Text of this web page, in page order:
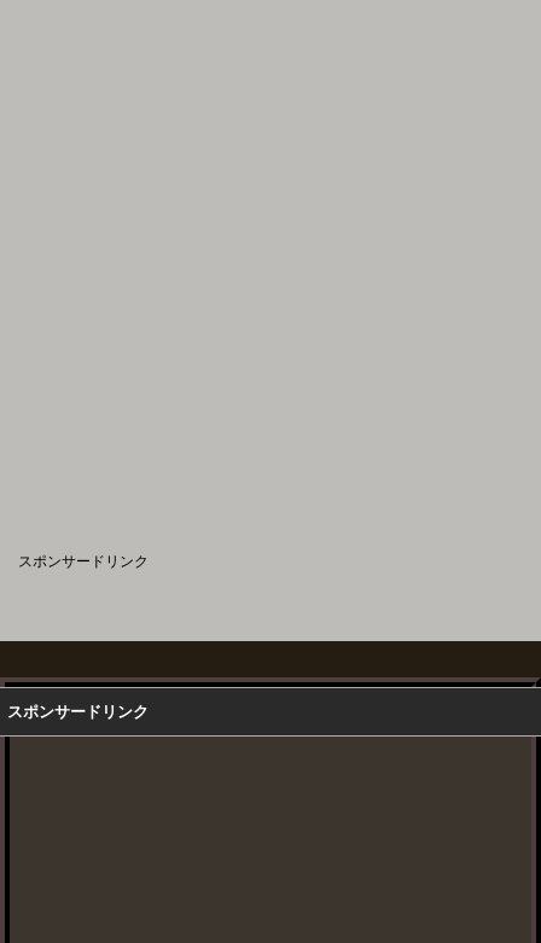
スポンサードリンク
スポンサードリンク